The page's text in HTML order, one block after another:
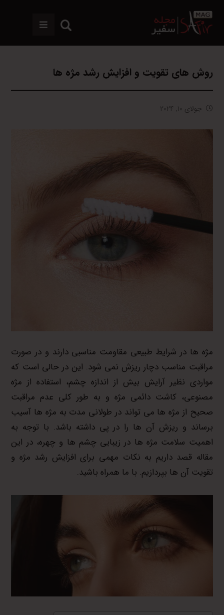
روش های تقویت و افزایش رشد مژه ها
جولای ۱۰, ۲۰۲۴
مژه ها در شرایط طبیعی مقاومت مناسبی دارند و در صورت
مراقبت مناسب دچار ریزش نمی شود. این در حالی است که
مواردی نظیر آرایش بیش از اندازه چشم، استفاده از مژه
مصنوعی، کاشت دائمی مژه و به طور کلی عدم مراقبت
صحیح از مژه ها می تواند در طولانی مدت به مژه ها آسیب
برساند و ریزش آن ها را در پی داشته باشد. با توجه به
اهمیت سلامت مژه ها در زیبایی چشم ها و چهره، در این
مقاله قصد داریم به نکات مهمی برای افزایش رشد مژه و
تقویت آن ها بپردازیم. با ما همراه باشید.